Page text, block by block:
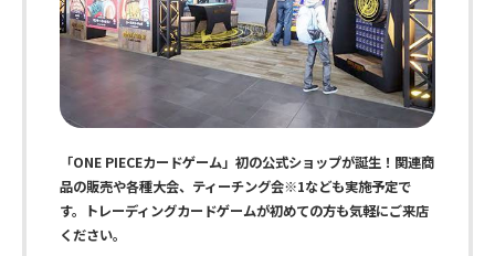
「ONE PIECEカードゲーム」初の公式ショップが誕生！関連商
品の販売や各種大会、ティーチング会※1なども実施予定で
す。トレーディングカードゲームが初めての方も気軽にご来店
ください。